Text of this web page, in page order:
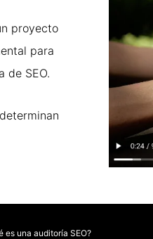
proyecto
para
de SEO.
es una auditoría SEO?